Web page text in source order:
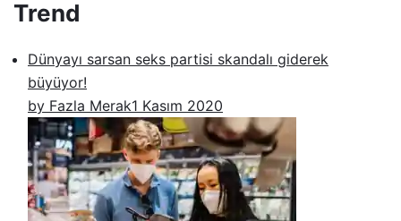
Trend
Dünyayı sarsan seks partisi skandalı giderek
büyüyor!
by Fazla Merak1 Kasım 2020